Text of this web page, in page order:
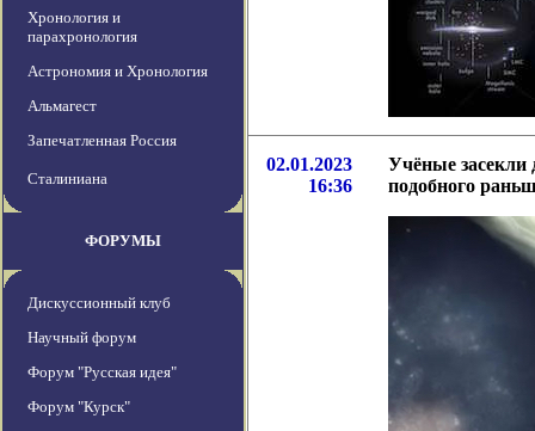
Хронология и
парахронология
Астрономия и Хронология
Альмагест
Запечатленная Россия
Сталиниана
ФОРУМЫ
Дискуссионный клуб
Научный форум
Форум "Русская идея"
Форум "Курск"
02.01.2023
16:36
Учёные засекли
подобного